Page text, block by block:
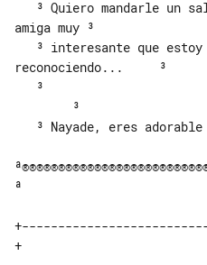
amiga muy ³
reconociendo...     ³
ª
+